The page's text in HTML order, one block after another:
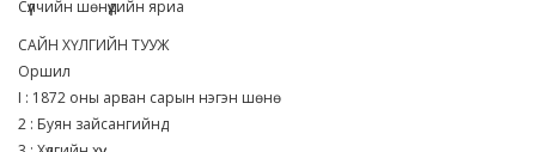
Сүүлчийн шөнүүдийн яриа
САЙН ХҮЛГИЙН ТУУЖ
Оршил
I : 1872 оны арван сарын нэгэн шөнө
2 : Буян зайсангийнд